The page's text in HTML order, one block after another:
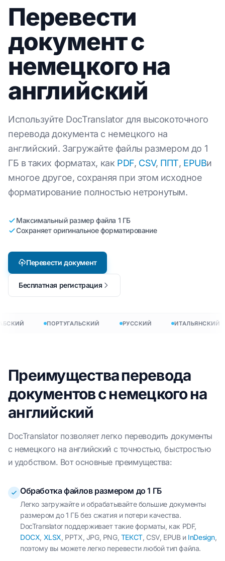
Перевести
документ с
немецкого на
английский
Используйте DocTranslator для высокоточного
перевода документа с немецкого на
английский. Загружайте файлы размером до 1
ГБ в таких форматах, как PDF, CSV, ППТ, EPUBи
многое другое, сохраняя при этом исходное
форматирование полностью нетронутым.
Максимальный размер файла 1 ГБ
Сохраняет оригинальное форматирование
Перевести документ
Бесплатная регистрация
ПОРТУГАЛЬСКИЙ РУССКИЙ ИТАЛЬЯНСКИЙ
Преимущества перевода
документов с немецкого на
английский
DocTranslator позволяет легко переводить документы
с немецкого на английский с точностью, быстростью
и удобством. Вот основные преимущества:
Обработка файлов размером до 1 ГБ
Легко загружайте и обрабатывайте большие документы
размером до 1 ГБ без сжатия и потери качества.
DocTranslator поддерживает такие форматы, как PDF,
DOCX, XLSX, PPTX, JPG, PNG, ТЕКСТ, CSV, EPUB и InDesign,
поэтому вы можете легко перевести любой тип файла.